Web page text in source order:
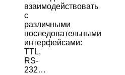
взаимодействовать
с
различными
последовательными
интерфейсами:
TTL,
RS-
232…